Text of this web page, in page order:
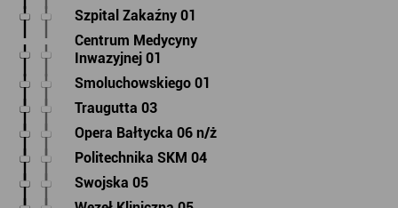
Szpital Zakaźny 01
Centrum Medycyny
Inwazyjnej 01
Smoluchowskiego 01
Traugutta 03
Opera Bałtycka 06 n/ż
Politechnika SKM 04
Swojska 05